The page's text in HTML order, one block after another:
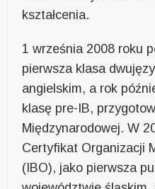
kształcenia.
1 września 2008 roku
pierwsza klasa
angielskim, a rok
klasę pre-IB,
Międzynarodowej. W
Certyfikat Organizacji
(IBO), jako pierwsza